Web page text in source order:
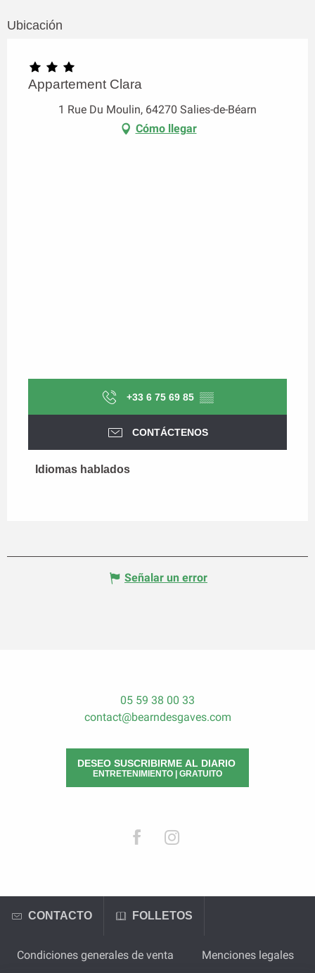
Ubicación
Appartement Clara
1 Rue Du Moulin, 64270 Salies-de-Béarn
Cómo llegar
+33 6 75 69 85 ▒▒
CONTÁCTENOS
Idiomas hablados
Idiomas hablados
Señalar un error
05 59 38 00 33
contact@bearndesgaves.com
DESEO SUSCRIBIRME AL DIARIO
ENTRETENIMIENTO | GRATUITO
CONTACTO FOLLETOS
Condiciones generales de venta Menciones legales